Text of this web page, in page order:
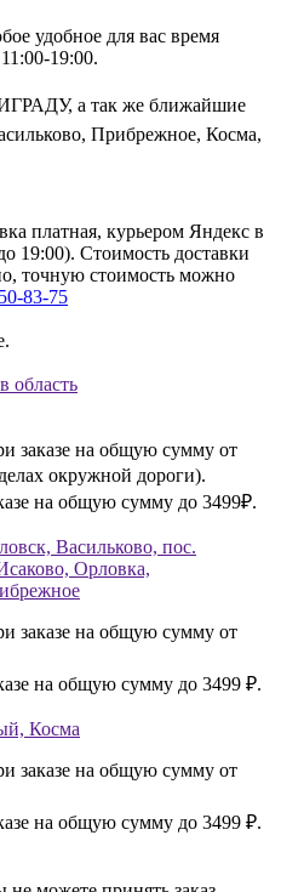
удобное для вас время
19:00.
а так же ближайшие
Прибрежное, Косма,
платная, курьером Яндекс в
19:00). Стоимость доставки
точную стоимость можно
83-75
область
заказе на общую сумму от
окружной дороги).
на общую сумму до 3499₽.
Васильково, пос.
Орловка,
заказе на общую сумму от
на общую сумму до 3499 ₽.
Косма
заказе на общую сумму от
на общую сумму до 3499 ₽.